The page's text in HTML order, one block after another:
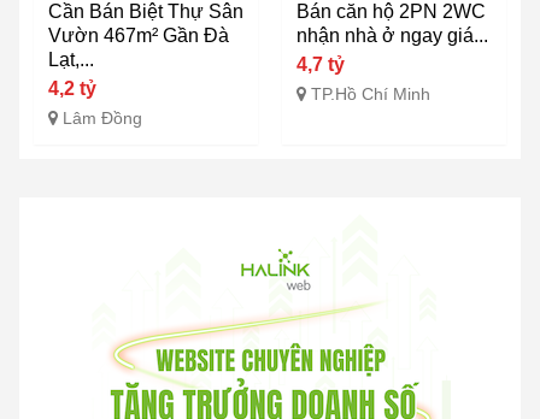
Cần Bán Biệt Thự Sân
Vườn 467m² Gần Đà
Lạt,...
4,2 tỷ
Lâm Đồng
Bán căn hộ 2PN 2WC
nhận nhà ở ngay giá...
4,7 tỷ
TP.Hồ Chí Minh